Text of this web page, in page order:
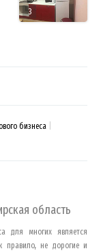
3
бизнеса
область
для многих является
правило, не дорогие и